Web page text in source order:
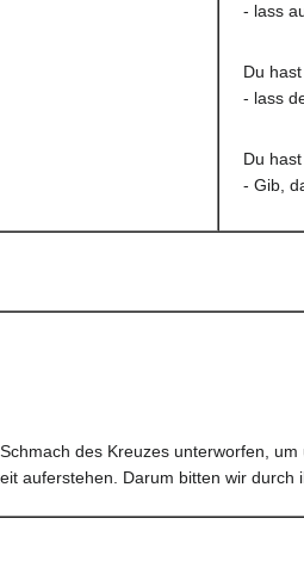
- lass
Du
- lass
Du
- Gib,
des Kreuzes unterworfen,
auferstehen. Darum bitten wir durch